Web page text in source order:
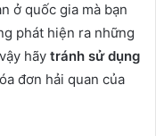
ở quốc gia mà bạn
phát hiện ra những
hãy tránh sử dụng
đơn hải quan của